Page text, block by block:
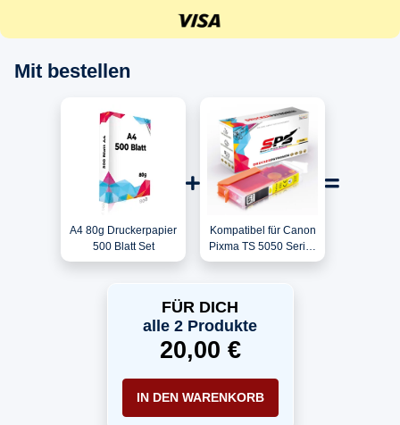
Mit bestellen
A4 80g Druckerpapier
500 Blatt Set
Kompatibel für Canon
Pixma TS 5050 Series
(0334C004/CLI-
FÜR DICH
alle 2 Produkte
20,00 €
IN DEN WARENKORB